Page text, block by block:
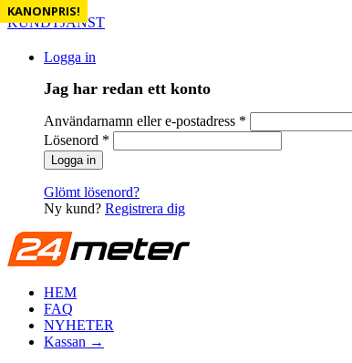
KUNDTJÄNST
Logga in
Jag har redan ett konto
Användarnamn eller e-postadress *
Lösenord *
Glömt lösenord?
Ny kund? Registrera dig
HEM
FAQ
NYHETER
Kassan →
KANONPRIS!
KANONPRIS!